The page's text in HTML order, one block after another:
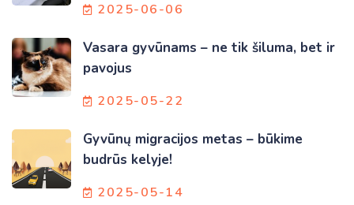
2025-06-06
Vasara gyvūnams – ne tik šiluma, bet ir
pavojus
2025-05-22
Gyvūnų migracijos metas – būkime
budrūs kelyje!
2025-05-14